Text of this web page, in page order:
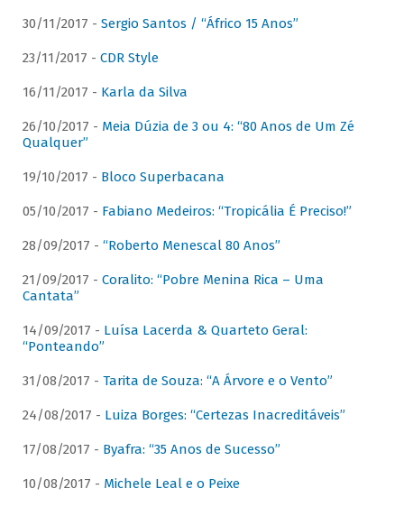
30/11/2017 - Sergio Santos / “Áfrico 15 Anos”
23/11/2017 - CDR Style
16/11/2017 - Karla da Silva
26/10/2017 - Meia Dúzia de 3 ou 4: “80 Anos de Um Zé
Qualquer”
19/10/2017 - Bloco Superbacana
05/10/2017 - Fabiano Medeiros: “Tropicália É Preciso!”
28/09/2017 - “Roberto Menescal 80 Anos”
21/09/2017 - Coralito: “Pobre Menina Rica – Uma
Cantata”
14/09/2017 - Luísa Lacerda & Quarteto Geral:
“Ponteando”
31/08/2017 - Tarita de Souza: “A Árvore e o Vento”
24/08/2017 - Luiza Borges: “Certezas Inacreditáveis”
17/08/2017 - Byafra: “35 Anos de Sucesso”
10/08/2017 - Michele Leal e o Peixe